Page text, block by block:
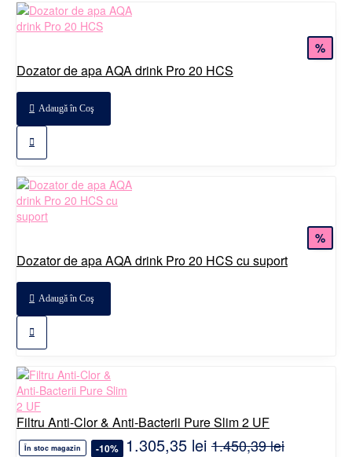
%
Dozator de apa AQA drink Pro 20 HCS
Adaugă în Coş
%
Dozator de apa AQA drink Pro 20 HCS cu suport
Adaugă în Coş
Filtru Anti-Clor & Anti-Bacterii Pure Slim 2 UF
În stoc magazin -10% 1.305,35 lei 1.450,39 lei